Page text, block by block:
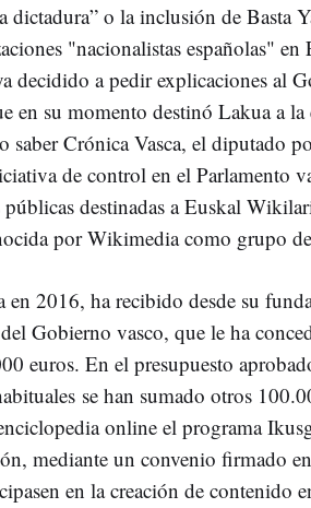
dictadura” o la inclusión de Basta
"nacionalistas españolas"
decidido a pedir explicaciones al
en su momento destinó Lakua a
saber Crónica Vasca, el diputado
de control en el Parlamento
públicas destinadas a Euskal
por Wikimedia como grupo
2016, ha recibido desde su
Gobierno vasco, que le ha
euros. En el presupuesto
se han sumado otros
online el programa
mediante un convenio firmado
en la creación de contenido